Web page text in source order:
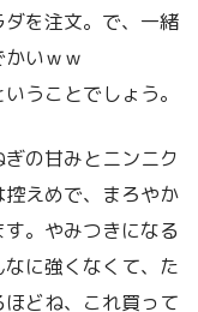
を注文。で、一緒
いｗｗ
うことでしょう。
の甘みとニンニク
えめで、まろやか
。やみつきになる
に強くなくて、た
どね、これ買って